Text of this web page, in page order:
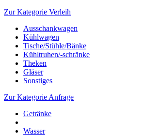
Zur Kategorie Verleih
Ausschankwagen
Kühlwagen
Tische/Stühle/Bänke
Kühltruhen/-schränke
Theken
Gläser
Sonstiges
Zur Kategorie Anfrage
Getränke
Wasser